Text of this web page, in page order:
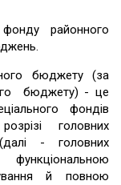
районного
бюджету (за
бюджету) - це
фондів
головних
- головних
й повною